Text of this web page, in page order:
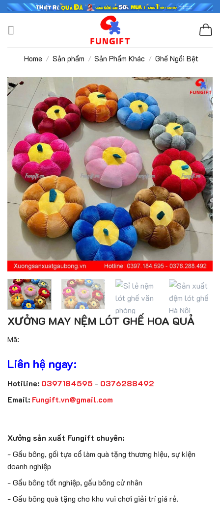
Skip
content
Home / Sản phẩm / Sản Phẩm Khác / Ghế Ngồi Bệt
XƯỞNG MAY NỆM LÓT GHẾ HOA QUẢ
Mã:
Liên hệ ngay:
Hotiline: 0397184595 - 0376288492
Email: Fungift.vn@gmail.com
Xưởng sản xuất Fungift chuyên:
- Gấu bông, gối tựa cổ làm quà tặng thương hiệu, sự kiện
doanh nghiệp
- Gấu bông tốt nghiệp, gấu bông cử nhân
- Gấu bông quà tặng cho khu vui chơi giải trí giá rẻ.